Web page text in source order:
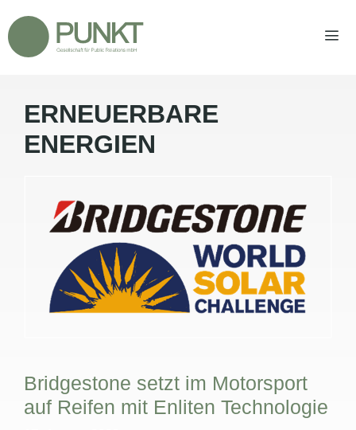
Inhalt
springen
ERNEUERBARE
ENERGIEN
Bridgestone setzt im Motorsport
auf Reifen mit Enliten Technologie